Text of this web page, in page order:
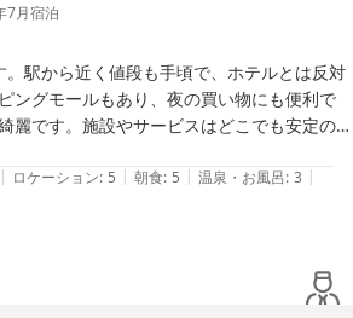
ありがとうございます。
ピカイチ」とのお言葉まで頂戴し、スタ
おります。
キング朝食や自分好みで楽しめるウェルカ
にもご好評をいただいておりますので、今
指してまいります。
点につきましてはご期待に添えず申し訳
う、客室のベッドや寝具、枕のバリエー
していただける環境づくりに努めておりま
7月宿泊
駅から近く値段も手頃で、ホテルとは反対
ングモールもあり、夜の買い物にも便利で
麗です。施設やサービスはどこでも安定のス
にコメントはありません。ただ、バスルーム
格のいい人にはちょっときついでしょう。欲
置くバゲージラックがあると助かるのです
| ロケーション: 5 | 朝食: 5 | 温泉・お風呂: 3 |